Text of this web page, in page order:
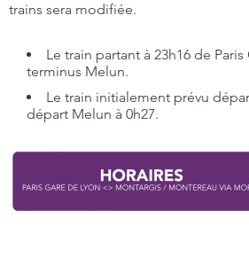
trains sera modifiée.
Le train partant à 23h16 de
terminus Melun.
Le train initialement prévu
départ Melun à 0h27.